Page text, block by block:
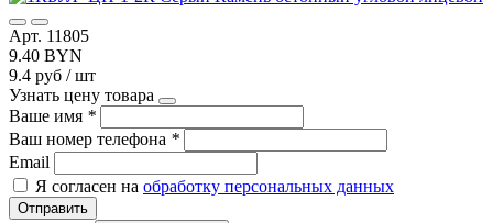
Арт. 11805
9.40 BYN
9.4 руб / шт
Узнать цену товара
Ваше имя *
Ваш номер телефона *
Email
Я согласен на обработку персональных данных
Отправить